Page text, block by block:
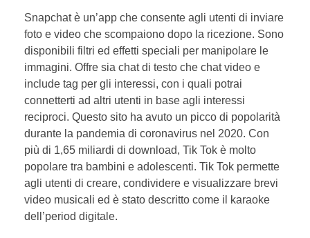
Snapchat è un’app che consente agli utenti di inviare
foto e video che scompaiono dopo la ricezione. Sono
disponibili filtri ed effetti speciali per manipolare le
immagini. Offre sia chat di testo che chat video e
include tag per gli interessi, con i quali potrai
connetterti ad altri utenti in base agli interessi
reciproci. Questo sito ha avuto un picco di popolarità
durante la pandemia di coronavirus nel 2020. Con
più di 1,65 miliardi di download, Tik Tok è molto
popolare tra bambini e adolescenti. Tik Tok permette
agli utenti di creare, condividere e visualizzare brevi
video musicali ed è stato descritto come il karaoke
dell’period digitale.